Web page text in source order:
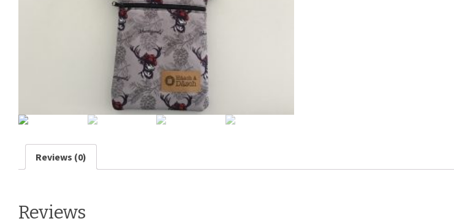
Reviews (0)
Reviews